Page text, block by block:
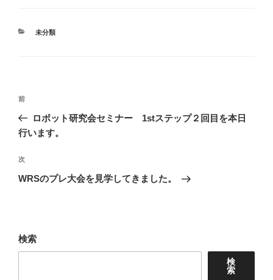
カ
未分類
投
ナ
ゲ
ー
前
の
投
前
ロボット研究会セミナー 1stステップ２回目を本日
行います。
次
の
次
WRSのプレ大会を見学してきました。
検索
検
索